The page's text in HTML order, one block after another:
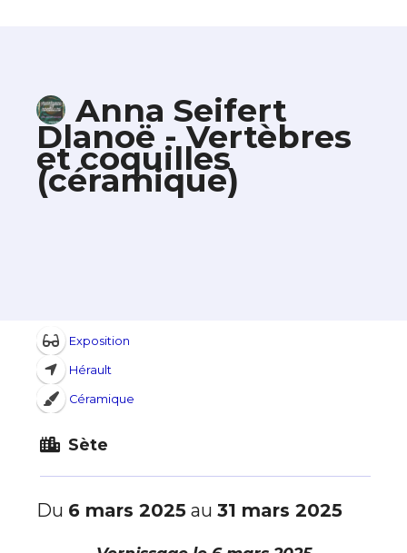
Anna Seifert
Dlanoë - Vertèbres
et coquilles
(céramique)
Exposition
Hérault
Céramique
Sète
Du 6 mars 2025 au 31 mars 2025